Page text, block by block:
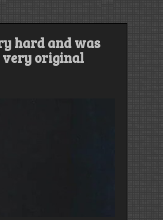
hard and was
very original